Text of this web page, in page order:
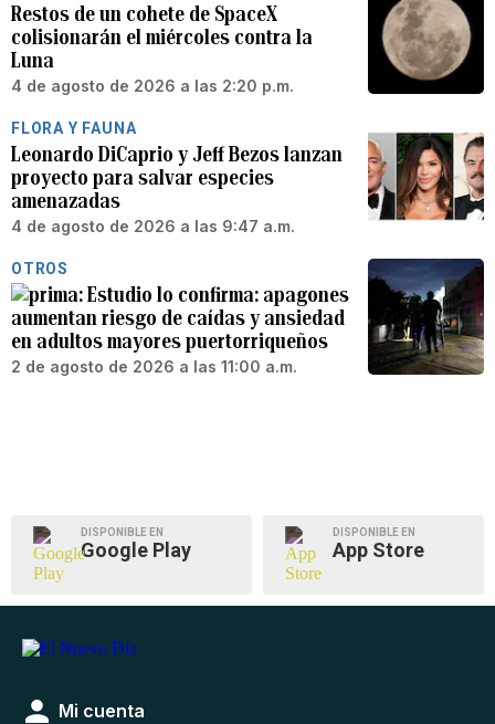
Restos de un cohete de SpaceX
colisionarán el miércoles contra la
Luna
4 de agosto de 2026 a las 2:20 p.m.
FLORA Y FAUNA
Leonardo DiCaprio y Jeff Bezos lanzan
proyecto para salvar especies
amenazadas
4 de agosto de 2026 a las 9:47 a.m.
OTROS
Estudio lo confirma: apagones
aumentan riesgo de caídas y ansiedad
en adultos mayores puertorriqueños
2 de agosto de 2026 a las 11:00 a.m.
DISPONIBLE EN
Google Play
DISPONIBLE EN
App Store
Mi cuenta